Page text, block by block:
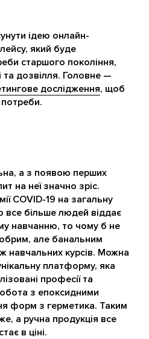
ідею онлайн-
який буде
старшого покоління,
та дозвілля. Головне —
дослідження, щоб
потреби.
а з появою перших
на неї значно зріс.
COVID-19 на загальну
все більше людей віддає
навчанню, то чому б не
але банальним
навчальних курсів. Можна
платформу, яка
професії та
з епоксидними
форм з герметика. Таким
а ручна продукція все
в ціні.